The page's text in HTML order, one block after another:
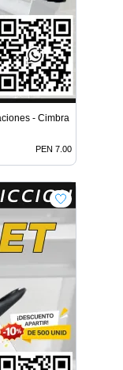
- Cimbra
PEN 7.00